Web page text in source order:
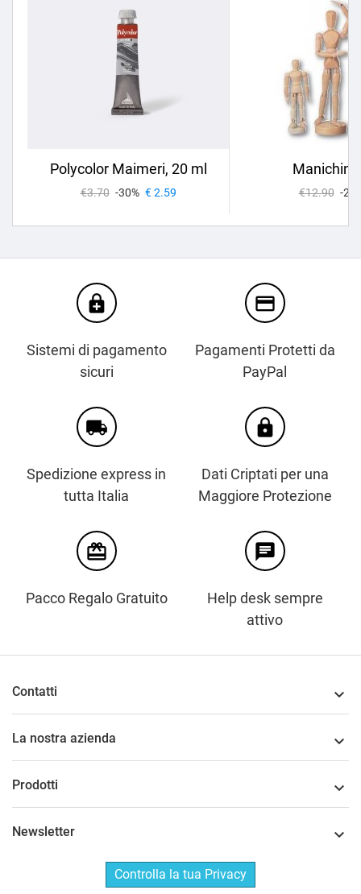
Polycolor Maimeri, 20 ml
€3.70 -30% € 2.59
Manichini
€12.90 -
enhanced_encryption
Sistemi di pagamento
sicuri
credit_card
Pagamenti Protetti da
PayPal
local_shipping
Spedizione express in
tutta Italia
https
Dati Criptati per una
Maggiore Protezione
card_giftcard
Pacco Regalo Gratuito
chat
Help desk sempre
attivo
Contatti 
La nostra azienda 
Prodotti 
Newsletter 
Controlla la tua Privacy